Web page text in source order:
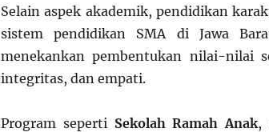
Selain aspek akademik, pendidikan
sistem pendidikan SMA di Jawa
menekankan pembentukan nilai-nilai
integritas, dan empati.
Program seperti Sekolah Ramah Anak,